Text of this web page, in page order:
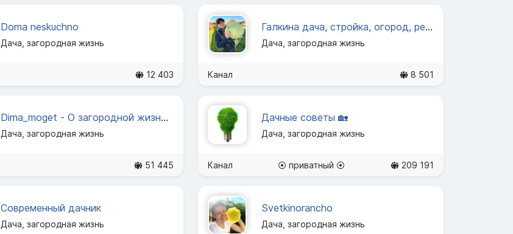
Doma neskuchno
Дача, загородная жизнь
12 403
Галкина дача, стройка, огород, рецепты
Дача, загородная жизнь
Канал 8 501
Dima_moget - О загородной жизни с юмором
Дача, загородная жизнь
51 445
Дачные советы 🏡
Дача, загородная жизнь
Канал ⦿ приватный ⦿ 209 191
Современный дачник
Дача, загородная жизнь
Svetkinorancho
Дача, загородная жизнь